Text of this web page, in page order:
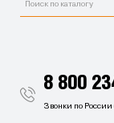
8 800
Звонки по